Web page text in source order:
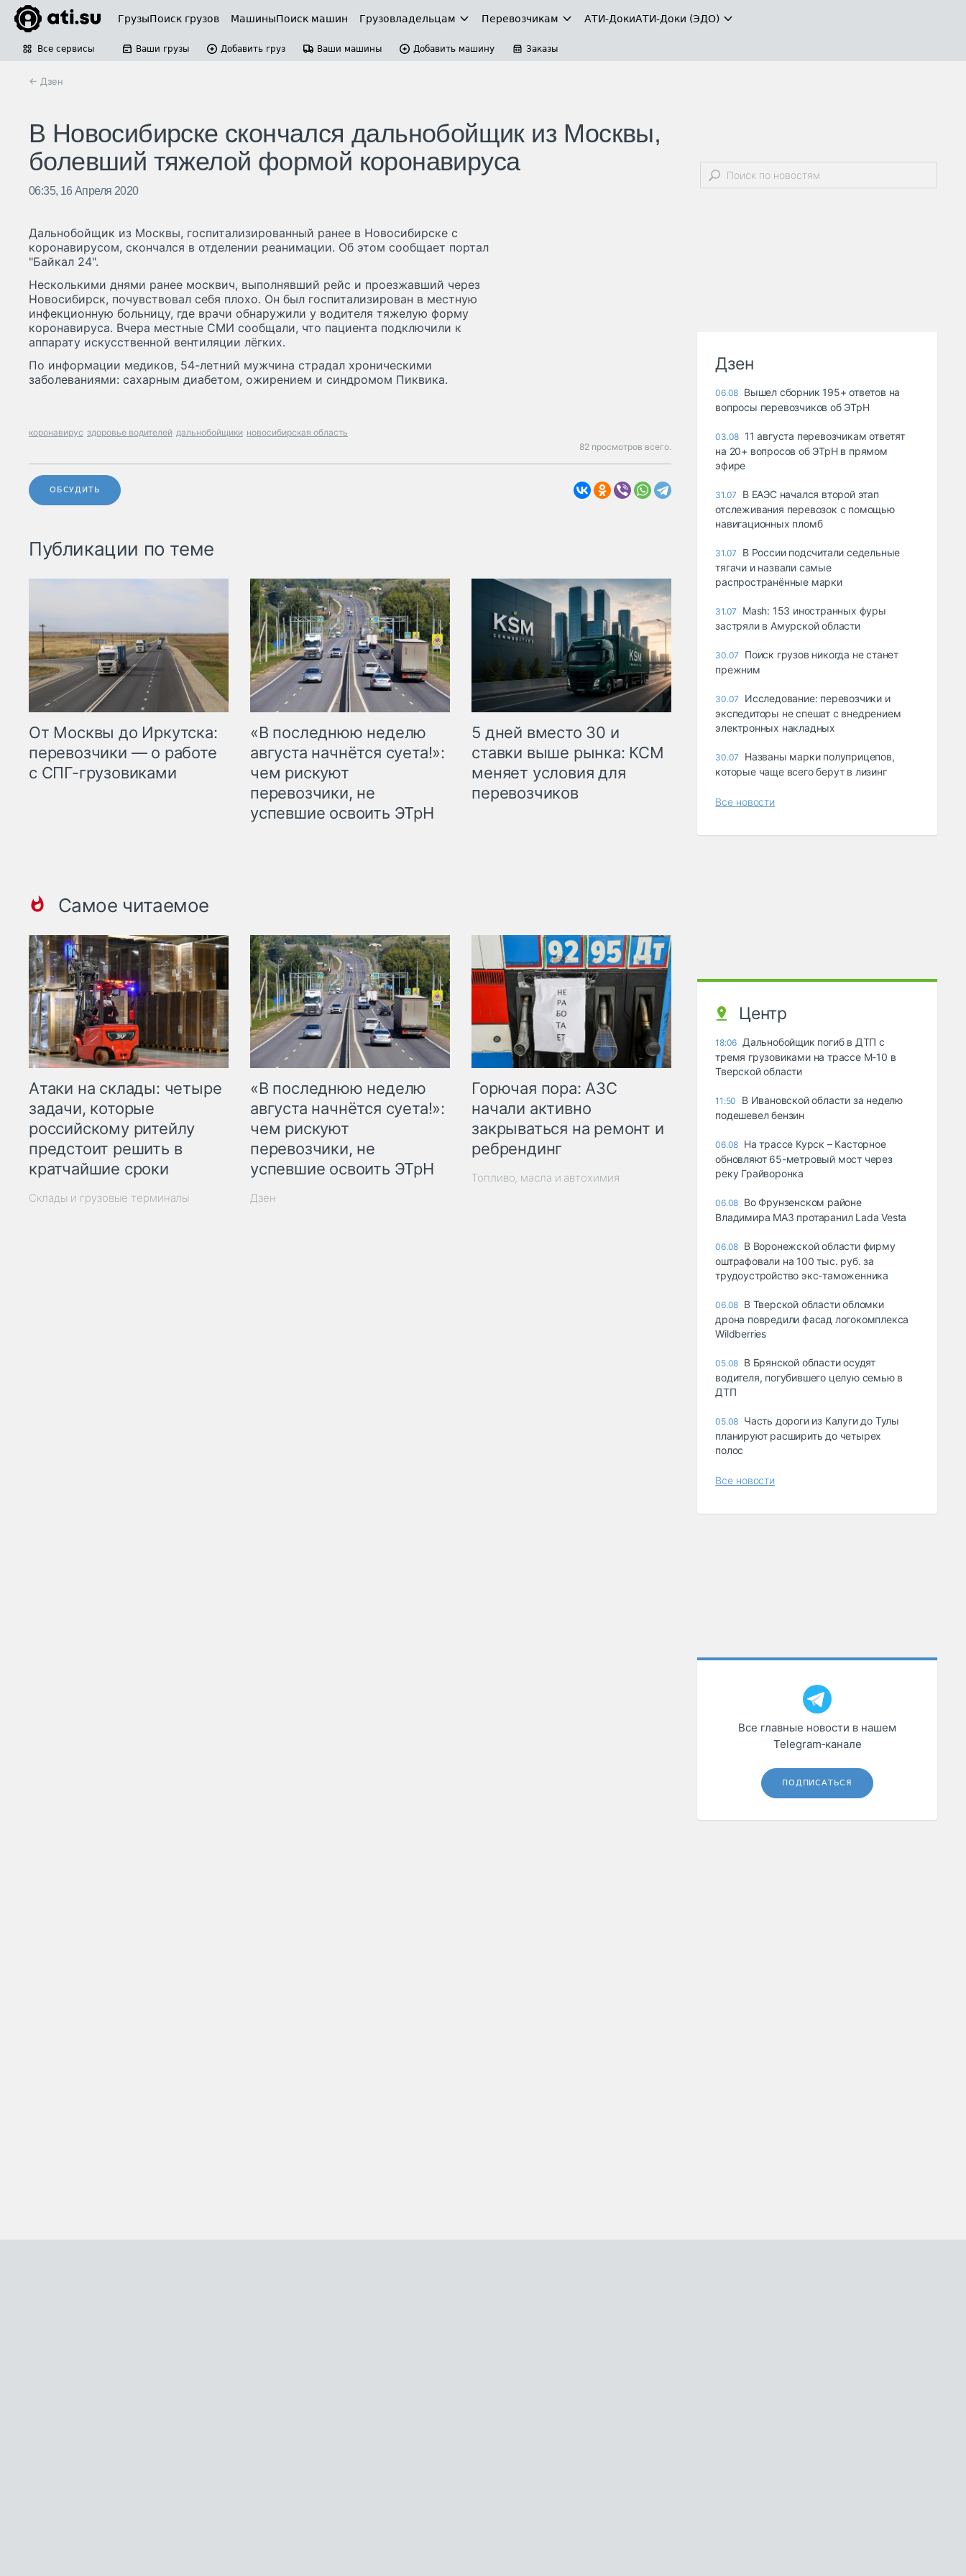
ГрузыПоиск грузов МашиныПоиск машин Грузовладельцам Перевозчикам АТИ-ДокиАТИ-Доки (ЭДО)
Все сервисы Ваши грузы Добавить груз Ваши машины Добавить машину Заказы
← Дзен
В Новосибирске скончался дальнобойщик из Москвы,
болевший тяжелой формой коронавируса
06:35, 16 Апреля 2020
Дальнобойщик из Москвы, госпитализированный ранее в Новосибирске с
коронавирусом, скончался в отделении реанимации. Об этом сообщает портал
"Байкал 24".
Несколькими днями ранее москвич, выполнявший рейс и проезжавший через
Новосибирск, почувствовал себя плохо. Он был госпитализирован в местную
инфекционную больницу, где врачи обнаружили у водителя тяжелую форму
коронавируса. Вчера местные СМИ сообщали, что пациента подключили к
аппарату искусственной вентиляции лёгких.
По информации медиков, 54-летний мужчина страдал хроническими
заболеваниями: сахарным диабетом, ожирением и синдромом Пиквика.
коронавирус здоровье водителей дальнобойщики новосибирская область
82 просмотров всего.
ОБСУДИТЬ
Публикации по теме
От Москвы до Иркутска:
перевозчики — о работе
с СПГ-грузовиками
«В последнюю неделю
августа начнётся суета!»:
чем рискуют
перевозчики, не
успевшие освоить ЭТрН
5 дней вместо 30 и
ставки выше рынка: КСМ
меняет условия для
перевозчиков
Самое читаемое
Атаки на склады: четыре
задачи, которые
российскому ритейлу
предстоит решить в
кратчайшие сроки
Склады и грузовые терминалы
«В последнюю неделю
августа начнётся суета!»:
чем рискуют
перевозчики, не
успевшие освоить ЭТрН
Дзен
Горючая пора: АЗС
начали активно
закрываться на ремонт и
ребрендинг
Топливо, масла и автохимия
Дзен
06.08 Вышел сборник 195+ ответов на
вопросы перевозчиков об ЭТрН
03.08 11 августа перевозчикам ответят
на 20+ вопросов об ЭТрН в прямом
эфире
31.07
В ЕАЭС начался второй этап
отслеживания перевозок с помощью
навигационных пломб
31.07
В России подсчитали седельные
тягачи и назвали самые
распространённые марки
31.07
Mash: 153 иностранных фуры
застряли в Амурской области
30.07
Поиск грузов никогда не станет
прежним
30.07
Исследование: перевозчики и
экспедиторы не спешат с внедрением
электронных накладных
30.07
Названы марки полуприцепов,
которые чаще всего берут в лизинг
Все новости
Центр
18:06 Дальнобойщик погиб в ДТП с
тремя грузовиками на трассе М-10 в
Тверской области
11:50
В Ивановской области за неделю
подешевел бензин
06.08 На трассе Курск – Касторное
обновляют 65-метровый мост через
реку Грайворонка
06.08 Во Фрунзенском районе
Владимира МАЗ протаранил Lada Vesta
06.08 В Воронежской области фирму
оштрафовали на 100 тыс. руб. за
трудоустройство экс-таможенника
06.08 В Тверской области обломки
дрона повредили фасад логокомплекса
Wildberries
05.08 В Брянской области осудят
водителя, погубившего целую семью в
ДТП
05.08 Часть дороги из Калуги до Тулы
планируют расширить до четырех
полос
Все новости
Все главные новости в нашем
Telegram‑канале
ПОДПИСАТЬСЯ